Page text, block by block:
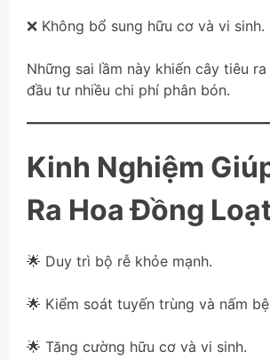
❌ Không bổ sung hữu cơ và vi sinh.
Những sai lầm này khiến cây tiêu
đầu tư nhiều chi phí phân bón.
Kinh Nghiệm
Ra Hoa Đồng
🌟 Duy trì bộ rễ khỏe mạnh.
🌟 Kiểm soát tuyến trùng và nấm
🌟 Tăng cường hữu cơ và vi sinh.